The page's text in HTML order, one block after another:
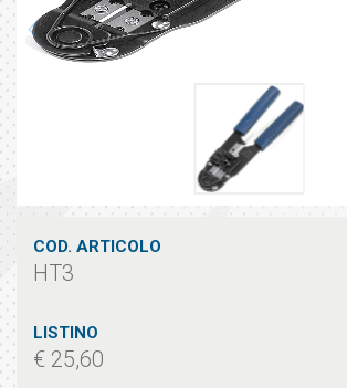
COD. ARTICOLO
HT3
LISTINO
€ 25,60